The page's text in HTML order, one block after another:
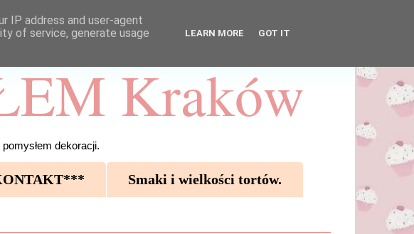
Kraków
dekoracji.
Smaki i wielkości tortów.
IP address and user-agent
of service, generate usage
LEARN MORE GOT IT